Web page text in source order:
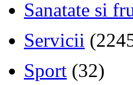
Sanatate si
Servicii
Sport (32)